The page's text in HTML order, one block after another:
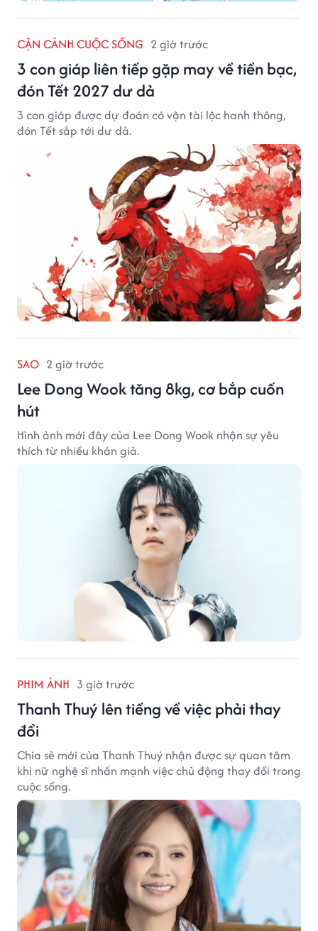
CẬN CẢNH CUỘC SỐNG 2 giờ trước
3 con giáp liên tiếp gặp may về tiền bạc,
đón Tết 2027 dư dả
3 con giáp được dự đoán có vận tài lộc hanh thông,
đón Tết sắp tới dư dả.
SAO 2 giờ trước
Lee Dong Wook tăng 8kg, cơ bắp cuốn
hút
Hình ảnh mới đây của Lee Dong Wook nhận sự yêu
thích từ nhiều khán giả.
PHIM ẢNH 3 giờ trước
Thanh Thuý lên tiếng về việc phải thay
đổi
Chia sẻ mới của Thanh Thuý nhận được sự quan tâm
khi nữ nghệ sĩ nhấn mạnh việc chủ động thay đổi trong
cuộc sống.